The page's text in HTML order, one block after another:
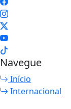
Navegue
Início
Internacional